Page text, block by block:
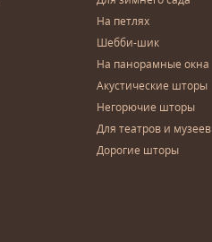
На петлях
Шебби-шик
На панорамные окна
Акустические шторы
Негорючие шторы
Для театров и музеев
Дорогие шторы